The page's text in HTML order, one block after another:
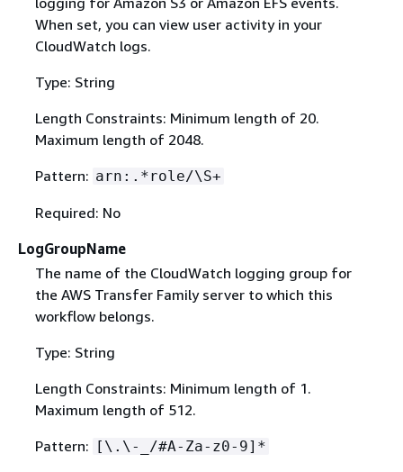
When set, you can view user activity in your
CloudWatch logs.
Type: String
Length Constraints: Minimum length of 20.
Maximum length of 2048.
Pattern: arn:.*role/\S+
Required: No
LogGroupName
The name of the CloudWatch logging group for
the AWS Transfer Family server to which this
workflow belongs.
Type: String
Length Constraints: Minimum length of 1.
Maximum length of 512.
Pattern: [\.\-_/#A-Za-z0-9]*